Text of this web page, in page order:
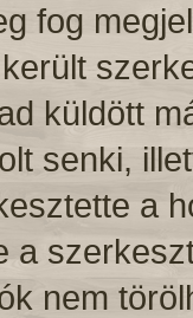
fog
küldött
senki,
a
a
nem